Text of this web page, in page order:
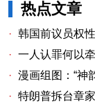
热点文章
· 韩国前议员权
· 一人认罪何以
· 漫画组图：“神
· 特朗普拆台章